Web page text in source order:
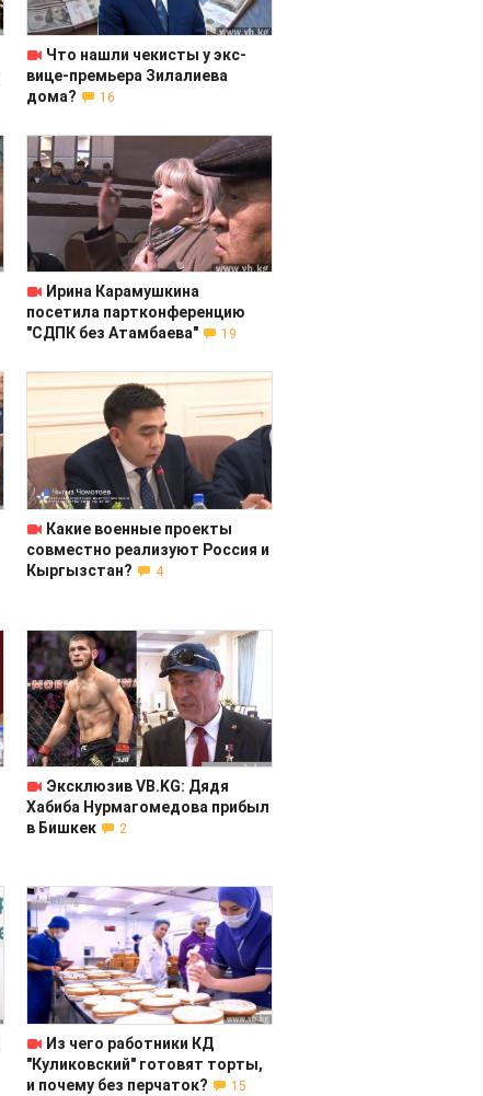
Что нашли чекисты у экс-
вице-премьера Зилалиева
дома?
16
Ирина Карамушкина
посетила партконференцию
"СДПК без Атамбаева"
19
Какие военные проекты
совместно реализуют Россия и
Кыргызстан?
4
Эксклюзив VB.KG: Дядя
Хабиба Нурмагомедова прибыл
в Бишкек
2
Из чего работники КД
"Куликовский" готовят торты,
и почему без перчаток?
15